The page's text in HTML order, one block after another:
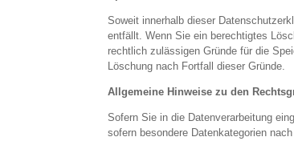
Soweit innerhalb dieser
entfällt. Wenn Sie ein berechtigtes
rechtlich zulässigen Gründe für die
Löschung nach Fortfall dieser Gründe.
Allgemeine Hinweise zu den
Sofern Sie in die Datenverarbeitung
sofern besondere Datenkategorien